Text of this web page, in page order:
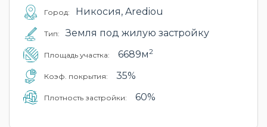
Город: Никосия, Arediou
Тип: Земля под жилую застройку
Площадь участка: 6689м2
Коэф. покрытия: 35%
Плотность застройки: 60%